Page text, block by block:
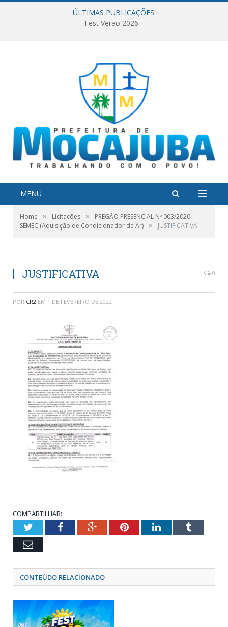
ÚLTIMAS PUBLICAÇÕES:
Fest Verão 2026
MENU
Home » Licitações »
PREGÃO PRESENCIAL Nº 003/2020-
SEMEC (Aquisição de Condicionador de Ar) » JUSTIFICATIVA
JUSTIFICATIVA 0
POR CR2 EM 1 DE FEVEREIRO DE 2022
COMPARTILHAR:
TwitterFacebookGoogle+PinterestLinkedInTumblr
Email
CONTEÚDO RELACIONADO